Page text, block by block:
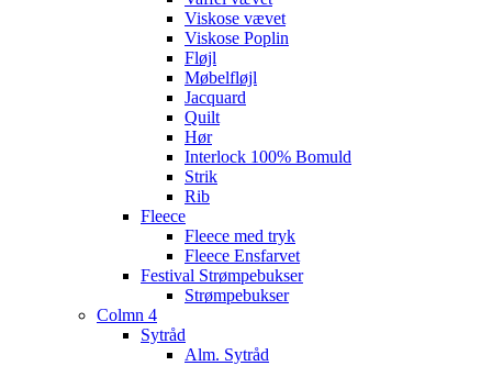
Viskose vævet
Viskose Poplin
Fløjl
Møbelfløjl
Jacquard
Quilt
Hør
Interlock 100% Bomuld
Strik
Rib
Fleece
Fleece med tryk
Fleece Ensfarvet
Festival Strømpebukser
Strømpebukser
Colmn 4
Sytråd
Alm. Sytråd